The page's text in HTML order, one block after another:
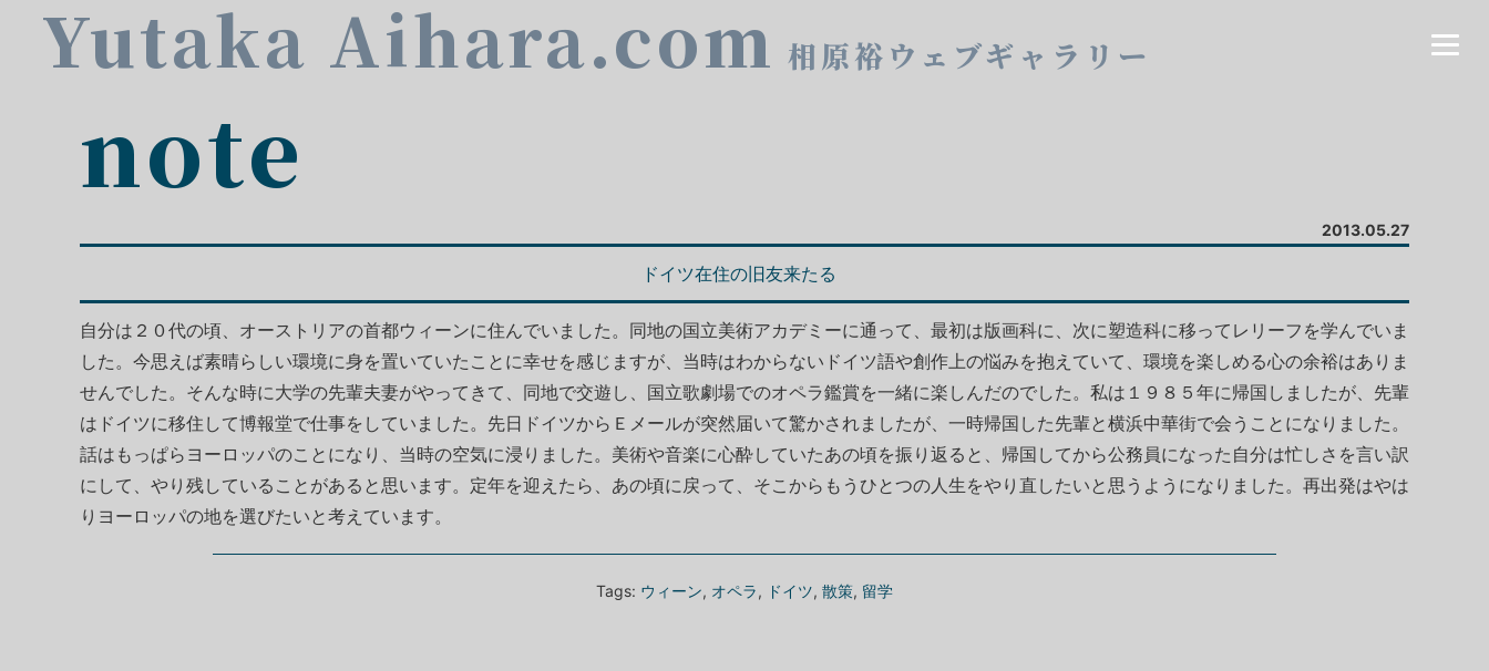
Yutaka Aihara.com 相原裕ウェブギャラリー
note
2013.05.27
ドイツ在住の旧友来たる
自分は２０代の頃、オーストリアの首都ウィーンに住んでいました。同地の国立美術アカデミーに通って、最初は版画科に、次に塑造科に移ってレリーフを学んでいま
した。今思えば素晴らしい環境に身を置いていたことに幸せを感じますが、当時はわからないドイツ語や創作上の悩みを抱えていて、環境を楽しめる心の余裕はありま
せんでした。そんな時に大学の先輩夫妻がやってきて、同地で交遊し、国立歌劇場でのオペラ鑑賞を一緒に楽しんだのでした。私は１９８５年に帰国しましたが、先輩
はドイツに移住して博報堂で仕事をしていました。先日ドイツからＥメールが突然届いて驚かされましたが、一時帰国した先輩と横浜中華街で会うことになりました。
話はもっぱらヨーロッパのことになり、当時の空気に浸りました。美術や音楽に心酔していたあの頃を振り返ると、帰国してから公務員になった自分は忙しさを言い訳
にして、やり残していることがあると思います。定年を迎えたら、あの頃に戻って、そこからもうひとつの人生をやり直したいと思うようになりました。再出発はやは
りヨーロッパの地を選びたいと考えています。
Tags: ウィーン, オペラ, ドイツ, 散策, 留学